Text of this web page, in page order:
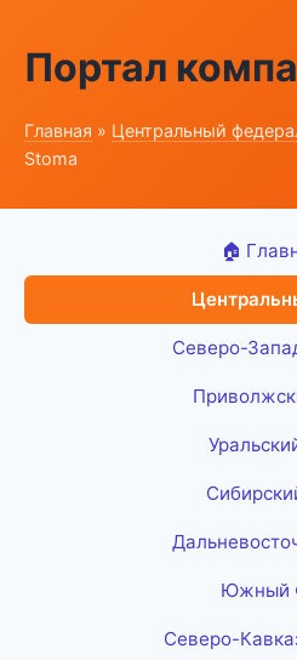
Портал
Главная » Центральный
Stoma
🏠
Северо-
Южный
Северо-